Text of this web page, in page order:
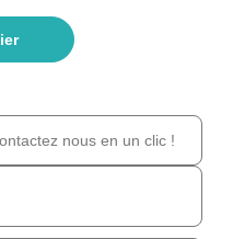
nous en un clic !